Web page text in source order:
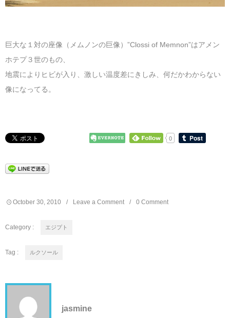
巨大な１対の座像（メムノンの巨像）”Clossi of Memnon”はアメン
ホテプ３世のもの、
地震によりヒビが入り、激しい温度差にきしみ、何だかわからない
像になってる。
0
October 30 2010 Leave a Comment 0 Comment
Category : エジプト
Tag : ルクソール
jasmine